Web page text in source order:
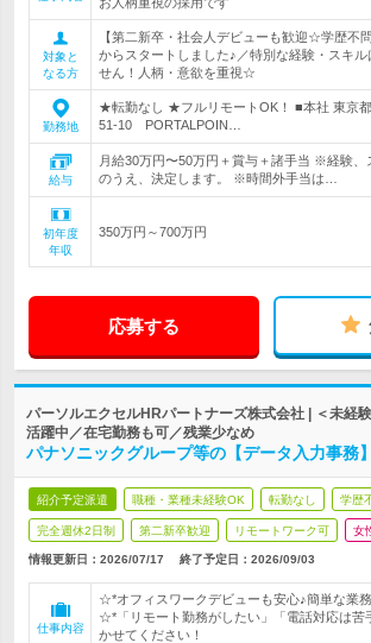
対象と
なる方
【第二新卒・社会人デビューも歓迎☆学歴不
からスタートしました♪／特別な経験・スキル
せん！人柄・意欲を重視☆
勤務地
★転勤なし ★フルリモートOK！ ■本社 東京
51-10 PORTALPOIN…
給与
月給30万円〜50万円＋賞与＋諸手当 ※経験、
のうえ、決定します。 ※時間外手当は…
初年度
年収
350万円～700万円
応募する
パーソルエクセルHRパートナーズ株式会社 | ＜未経
活躍中／在宅勤務も可／残業少なめ
パナソニックグループ等の【データ入力事務
紹介予定派遣 職種・業種未経験OK 転勤なし 学歴
完全週休2日制 第二新卒歓迎 リモートワーク可 女
情報更新日：2026/07/17 終了予定日：2026/09/03
仕事内容
☆*オフィスワークデビューも安心♪簡単な業
☆*「リモート勤務がしたい」「電話対応は苦
かせてください！